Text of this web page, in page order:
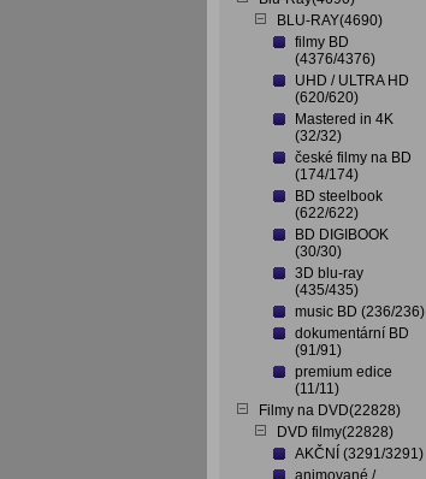
BLU-RAY(4690)
filmy BD
(4376/4376)
UHD / ULTRA HD
(620/620)
Mastered in 4K
(32/32)
české filmy na BD
(174/174)
BD steelbook
(622/622)
BD DIGIBOOK
(30/30)
3D blu-ray
(435/435)
music BD (236/236)
dokumentární BD
(91/91)
premium edice
(11/11)
Filmy na DVD(22828)
DVD filmy(22828)
AKČNÍ (3291/3291)
animované /